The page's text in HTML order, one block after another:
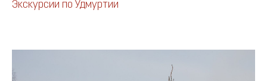
Экскурсии по Удмуртии